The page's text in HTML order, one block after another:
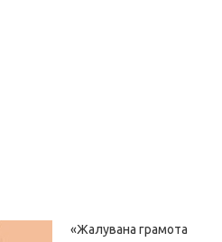
«Жалувана грамота